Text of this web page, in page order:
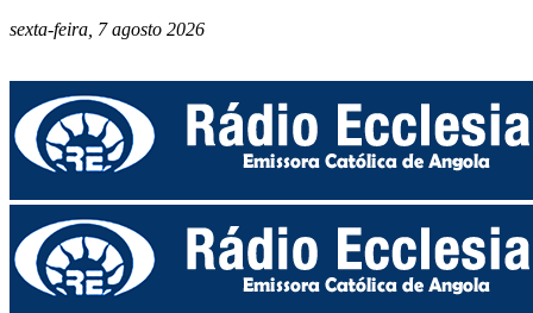
sexta-feira, 7 agosto 2026